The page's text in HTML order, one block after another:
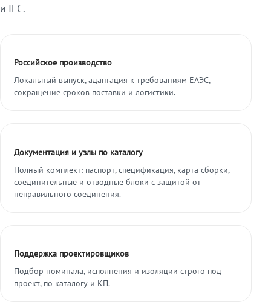
и IEC.
Российское производство
Локальный выпуск, адаптация к требованиям ЕАЭС,
сокращение сроков поставки и логистики.
Документация и узлы по каталогу
Полный комплект: паспорт, спецификация, карта сборки,
соединительные и отводные блоки с защитой от
неправильного соединения.
Поддержка проектировщиков
Подбор номинала, исполнения и изоляции строго под
проект, по каталогу и КП.